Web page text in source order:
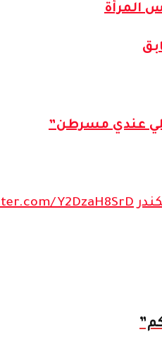
المرأة
عندي مسرطن”
Y2DzaH8SrD